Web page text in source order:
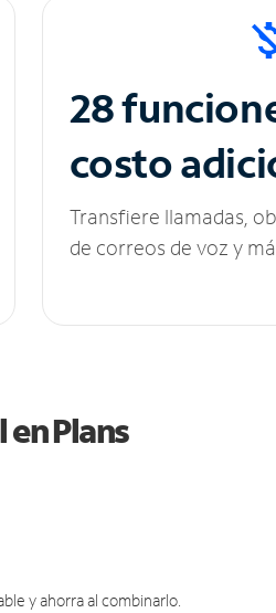
28
costo
Transfiere llamadas,
de correos de voz y
Plans
y ahorra al combinarlo.